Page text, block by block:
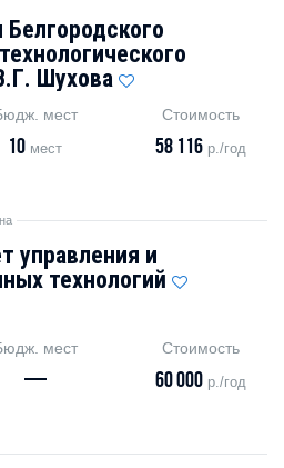
Шухова
мест
10 мест
Стоимость
58 116 р./год
управления и
технологий
мест
—
Стоимость
60 000 р./год